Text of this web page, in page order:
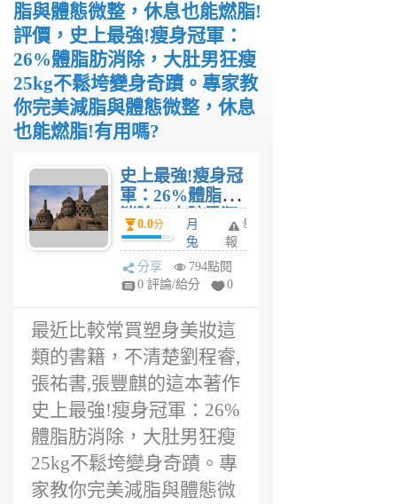
脂與體態微整，休息也能燃脂!
評價，史上最強!瘦身冠軍：
26%體脂肪消除，大肚男狂瘦
25kg不鬆垮變身奇蹟。專家教
你完美減脂與體態微整，休息
也能燃脂!有用嗎?
史上最強!瘦身冠
軍：26%體脂肪
消除，大肚男狂
瘦25kg不鬆垮變
身奇蹟。專家教
你完美減脂與體
態微整，休息也
上最強!瘦身冠
軍：26%體脂肪
消除，大肚男狂
瘦25kg不鬆垮變
身奇蹟。專家教
你完美減脂與體
態微整，休息也
能燃脂!有用
嗎?
0.0分
月
兔
5
年
舉
報
分享
794點閱
0 評論/給分
0
最近比較常買塑身美妝這
類的書籍，不清楚劉程睿,
張祐書,張豐麒的這本著作
史上最強!瘦身冠軍：26%
體脂肪消除，大肚男狂瘦
25kg不鬆垮變身奇蹟。專
家教你完美減脂與體態微